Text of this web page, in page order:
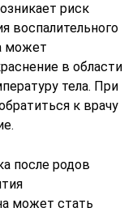
риск
воспалительного
может
в области
тела. При
к врачу
после родов
может стать